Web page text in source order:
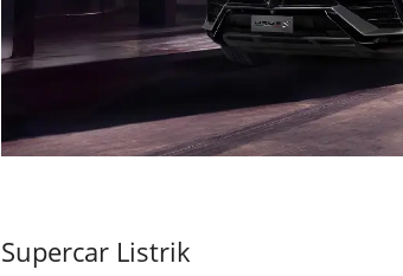
Supercar Listrik